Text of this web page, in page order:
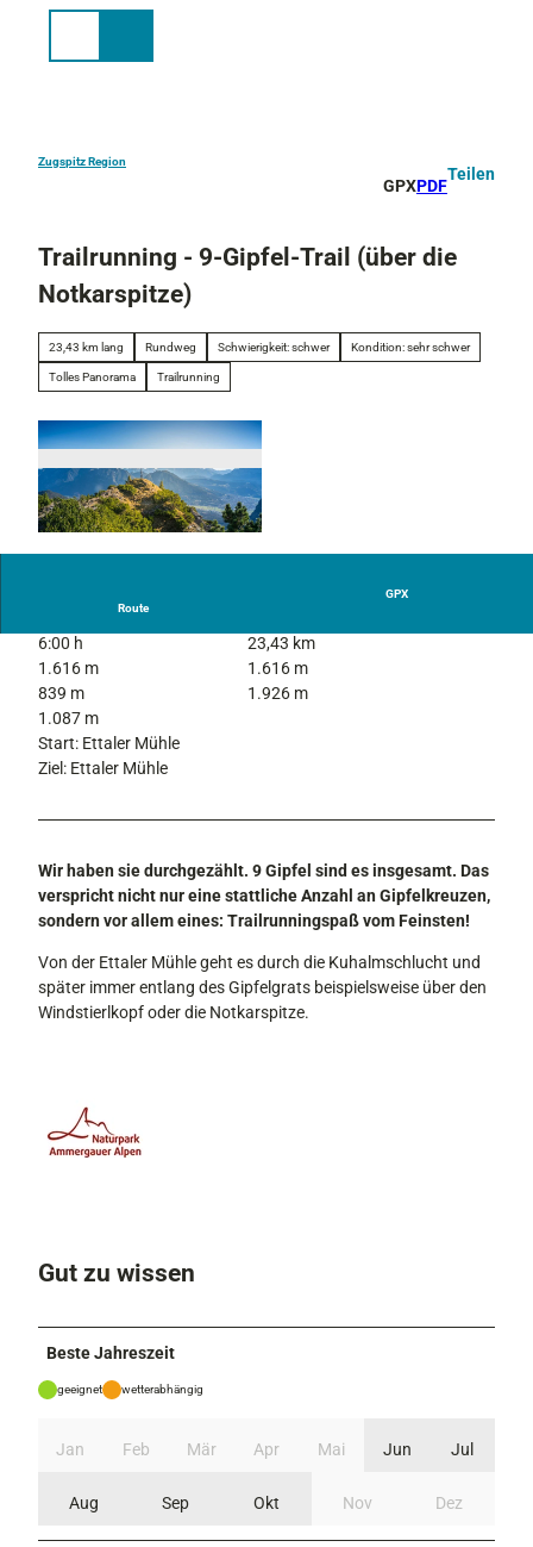
Zugspitz Region
GPXPDF
Teilen
Trailrunning - 9-Gipfel-Trail (über die
Notkarspitze)
23,43 km lang Rundweg Schwierigkeit: schwer Kondition: sehr schwer
Tolles Panorama Trailrunning
Naturpark Ammergauer Alpen e.V.
Route
GPX
6:00 h
23,43 km
1.616 m
1.616 m
839 m
1.926 m
1.087 m
Start: Ettaler Mühle
Ziel: Ettaler Mühle
Wir haben sie durchgezählt. 9 Gipfel sind es insgesamt. Das
verspricht nicht nur eine stattliche Anzahl an Gipfelkreuzen,
sondern vor allem eines: Trailrunningspaß vom Feinsten!
Von der Ettaler Mühle geht es durch die Kuhalmschlucht und
später immer entlang des Gipfelgrats beispielsweise über den
Windstierlkopf oder die Notkarspitze.
Gut zu wissen
Beste Jahreszeit
geeignet wetterabhängig
Jan Feb Mär Apr Mai Jun Jul
Aug Sep Okt Nov Dez